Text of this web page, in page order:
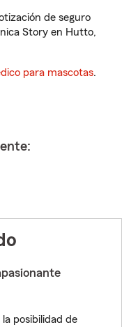
de seguro
Story en Hutto,
para mascotas.
posibilidad de